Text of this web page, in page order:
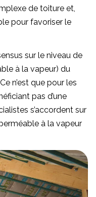
de toiture et,
pour favoriser le
sur le niveau de
à la vapeur) du
n’est que pour les
pas d’une
s’accordent sur
à la vapeur